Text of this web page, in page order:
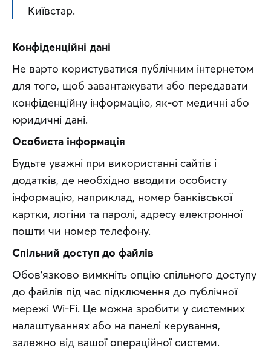
Київстар.
Конфіденційні дані
Не варто користуватися публічним інтернетом
для того, щоб завантажувати або передавати
конфіденційну інформацію, як-от медичні або
юридичні дані.
Особиста інформація
Будьте уважні при використанні сайтів і
додатків, де необхідно вводити особисту
інформацію, наприклад, номер банківської
картки, логіни та паролі, адресу електронної
пошти чи номер телефону.
Спільний доступ до файлів
Обов’язково вимкніть опцію спільного доступу
до файлів під час підключення до публічної
мережі Wi-Fi. Це можна зробити у системних
налаштуваннях або на панелі керування,
залежно від вашої операційної системи.